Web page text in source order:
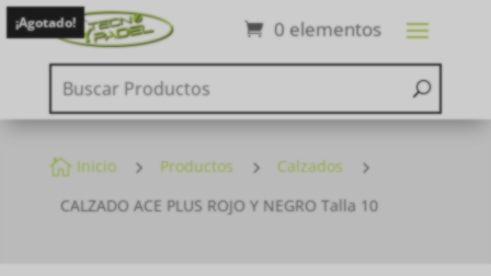
0 elementos
¡Agotado!
 Inicio 5 Productos 5 Calzados 5
CALZADO ACE PLUS ROJO Y NEGRO Talla 10